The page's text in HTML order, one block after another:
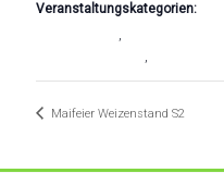
Veranstaltungskategorien:
,
,
Maifeier Weizenstand S2